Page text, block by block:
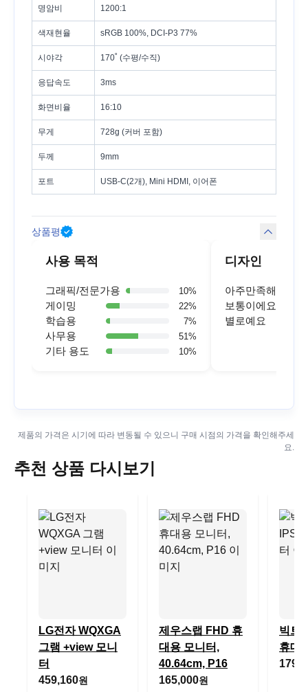
명암비 1200:1
색재현율 sRGB 100%, DCI-P3 77%
시야각 170˚ (수평/수직)
응답속도 3ms
화면비율 16:10
무게 728g (커버 포함)
두께 9mm
포트 USB-C(2개), Mini HDMI, 이어폰
상품평
사용 목적
그래픽/전문가용 10%
게이밍 22%
학습용 7%
사무용 51%
기타 용도 10%
디자인
아주만족해요
보통이에요
별로예요
제품의 가격은 시기에 따라 변동될 수 있으니 구매 시점의 가격을 확인해주세
요.
추천 상품 다시보기
LG전자 WQXGA
그램 +view 모니
터
459,160원
제우스랩 FHD 휴
대용 모니터,
40.64cm, P16
165,000원
빅트
휴대